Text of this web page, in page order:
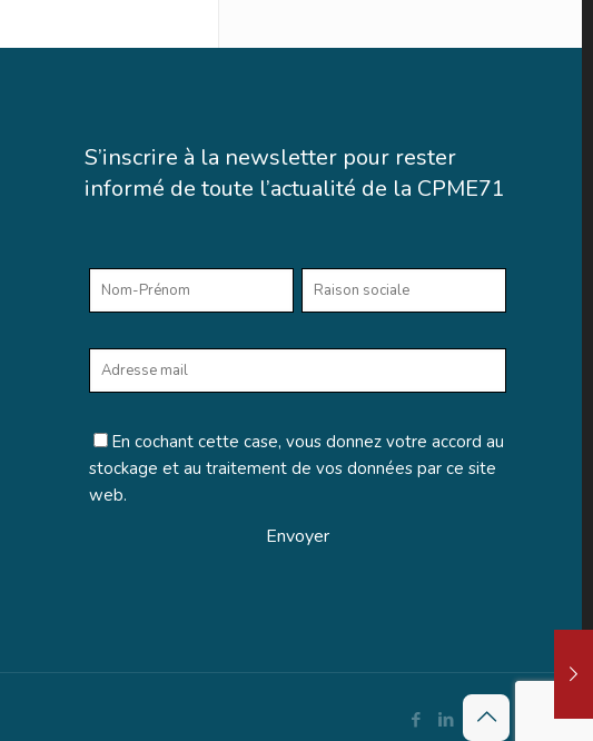
S’inscrire à la newsletter pour rester
informé de toute l’actualité de la CPME71
En cochant cette case, vous donnez votre accord au
stockage et au traitement de vos données par ce site
web.